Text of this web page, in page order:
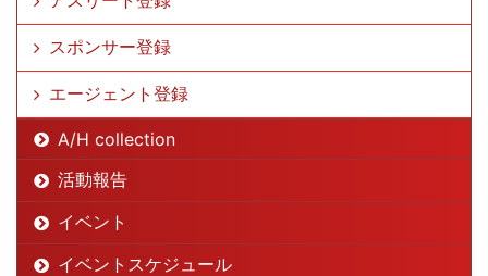
スポンサー登録
エージェント登録
A/H collection
活動報告
イベント
イベントスケジュール